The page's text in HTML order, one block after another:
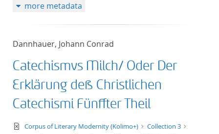
more metadata
Dannhauer, Johann Conrad
Catechismvs Milch/ Oder Der
Erklärung deß Christlichen
Catechismi Fünffter Theil
text/xml
Corpus of Literary Modernity (Kolimo+)
Collection 3